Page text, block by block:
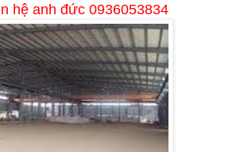
hệ anh đức 0936053834